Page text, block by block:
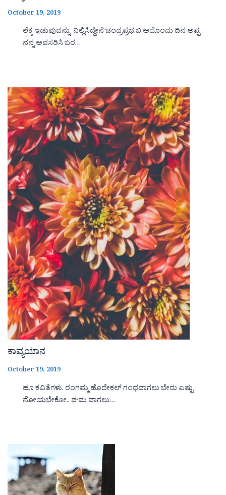
October 19, 2019
ಲೆಕ್ಕ ಇಡುವುದನ್ನು ನಿಲ್ಲಿಸಿದ್ದೇನೆ ಚಂದ್ರಪ್ರಭ.ಬಿ ಅದೊಂದು ದಿನ ಅಪ್ಪ
ನನ್ನ ಅವಸರಿಸಿ ಬರ…
ಕಾವ್ಯಯಾನ
October 19, 2019
ಹೂ ಕವಿತೆಗಳು. ರಂಗಮ್ಮ ಹೊದೇಕಲ್ ಗಂಧವಾಗಲು ಬೇರು ಎಷ್ಟು
ನೋಯಬೇಕೋ.. ಘಮ ವಾಗಲು…